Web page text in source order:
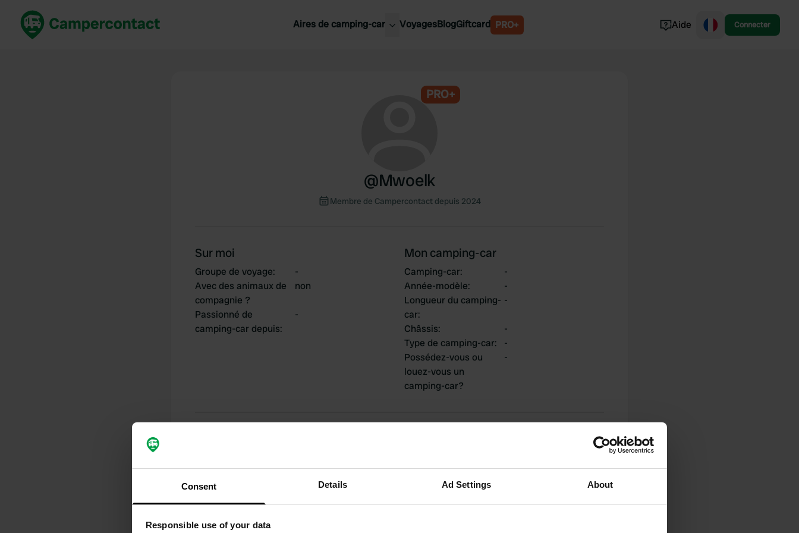
Consent Details Ad Settings About
Responsible use of your data
Aires de camping-car VoyagesBlogGiftcard PRO+ Aide Connecter
PRO+
@Mwoelk
Membre de Campercontact depuis 2024
Sur moi
Groupe de voyage:
-
Avec des animaux de
compagnie ?
non
Passionné de
camping-car depuis:
-
Mon camping-car
Camping-car:
-
Année-modèle:
-
Longueur du camping-
car:
-
Châssis:
-
Type de camping-car:
-
Possédez-vous ou
louez-vous un
camping-car?
-
1 2 0 0